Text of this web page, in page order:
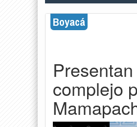
Boyacá
complejo